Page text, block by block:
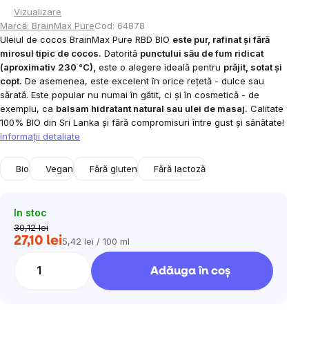
Vizualizare
Marcă: BrainMax PureCod: 64878
Uleiul de cocos BrainMax Pure RBD BIO este pur, rafinat și fără
mirosul tipic de cocos. Datorită punctului său de fum ridicat
(aproximativ 230 °C), este o alegere ideală pentru prăjit, sotat și
copt. De asemenea, este excelent în orice rețetă - dulce sau
sărată. Este popular nu numai în gătit, ci și în cosmetică - de
exemplu, ca balsam hidratant natural sau ulei de masaj. Calitate
100% BIO din Sri Lanka și fără compromisuri între gust și sănătate!
Informaţii detaliate
Bio Vegan Fără gluten Fără lactoză
In stoc
30,12 lei
27,10 leiEvaluare
5,42 lei / 100 ml
Adăuga în coş